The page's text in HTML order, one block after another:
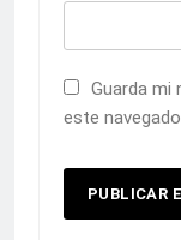
Guarda mi
este